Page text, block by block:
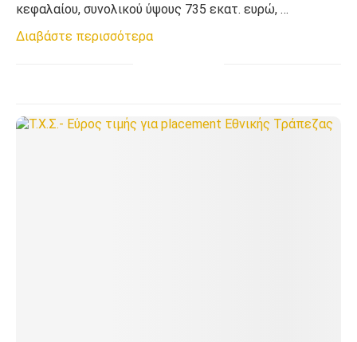
κεφαλαίου, συνολικού ύψους 735 εκατ. ευρώ, …
Διαβάστε περισσότερα